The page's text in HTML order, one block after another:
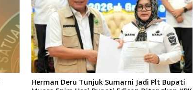
Herman Deru Tunjuk Sumarni Jadi Plt Bupati